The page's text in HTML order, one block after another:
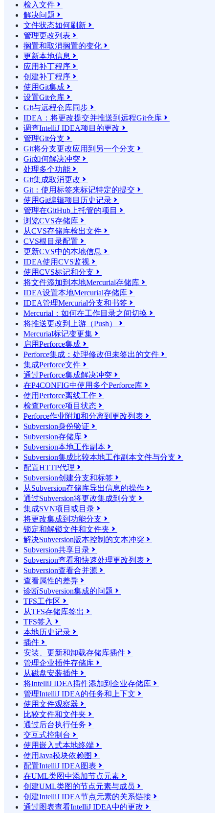
检入文件 
解决问题 
文件状态如何刷新 
管理更改列表 
搁置和取消搁置的变化 
更新本地信息 
应用补丁程序 
创建补丁程序 
使用Git集成 
设置Git仓库 
Git与远程仓库同步 
IDEA：将更改提交并推送到远程Git仓库 
调查IntelliJ IDEA项目的更改 
管理Git分支 
Git将分支更改应用到另一个分支 
Git如何解决冲突 
处理多个功能 
Git集成取消更改 
Git：使用标签来标记特定的提交 
使用Git编辑项目历史记录 
管理在GitHub上托管的项目 
浏览CVS存储库 
从CVS存储库检出文件 
CVS根目录配置 
更新CVS中的本地信息 
IDEA使用CVS监视 
使用CVS标记和分支 
将文件添加到本地Mercurial存储库 
IDEA设置本地Mercurial存储库 
IDEA管理Mercurial分支和书签 
Mercurial：如何在工作目录之间切换 
将推送更改到上游（Push） 
Mercurial标记变更集 
启用Perforce集成 
Perforce集成：处理修改但未签出的文件 
集成Perforce文件 
通过Perforce集成解决冲突 
在P4CONFIG中使用多个Perforce库 
使用Perforce离线工作 
检查Perforce项目状态 
Perforce作业附加和分离到更改列表 
Subversion身份验证 
Subversion存储库 
Subversion本地工作副本 
Subversion集成比较本地工作副本文件与分支 
配置HTTP代理 
Subversion创建分支和标签 
从Subversion存储库导出信息的操作 
通过Subversion将更改集成到分支 
集成SVN项目或目录 
将更改集成到功能分支 
锁定和解锁文件和文件夹 
解决Subversion版本控制的文本冲突 
Subversion共享目录 
Subversion查看和快速处理更改列表 
Subversion查看合并源 
查看属性的差异 
诊断Subversion集成的问题 
TFS工作区 
从TFS存储库签出 
TFS签入 
本地历史记录 
插件 
安装、更新和卸载存储库插件 
管理企业插件存储库 
从磁盘安装插件 
将IntelliJ IDEA插件添加到企业存储库 
管理IntelliJ IDEA的任务和上下文 
使用文件观察器 
比较文件和文件夹 
通过后台执行任务 
交互式控制台 
使用嵌入式本地终端 
使用Java模块依赖图 
配置IntelliJ IDEA图表 
在UML类图中添加节点元素 
创建UML类图的节点元素与成员 
创建IntelliJ IDEA节点元素的关系链接 
通过图表查看IntelliJ IDEA中的更改 